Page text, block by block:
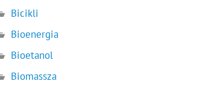
Bicikli
Bioenergia
Bioetanol
Biomassza